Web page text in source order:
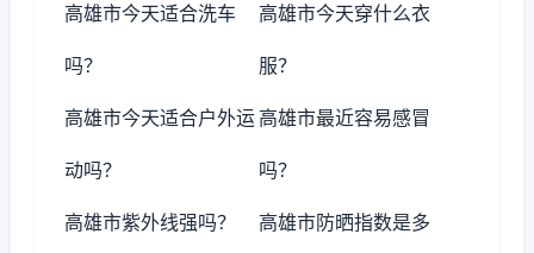
高雄市今天适合洗车
吗？
高雄市今天穿什么衣
服？
高雄市今天适合户外运
动吗？
高雄市最近容易感冒
吗？
高雄市紫外线强吗？ 高雄市防晒指数是多